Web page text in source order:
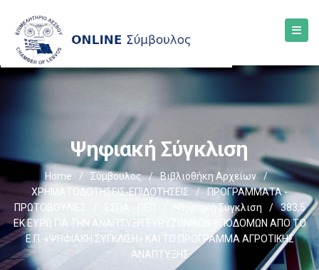
Ψηφιακή Σύγκλιση
Home / Σύμβουλος / Βιβλιοθήκη Αρχείων
/
ΧΡΗΜΑΤΟΔΟΤΗΣΕΙΣ-ΕΠΙΔΟΤΗΣΕΙΣ
/
ΠΡΟΓΡΑΜΜΑΤΑ -
ΠΡΩΤΟΒΟΥΛΙΕΣ
ΕΣΠΑ - ΠΕΠ Ψηφιακή Σύγκλιση /
383,5
ΕΚ ΕΥΡΩ ΓΙΑ ΤΗΝ ΑΝΑΠΤΥΞΗ ΕΥΡΥΖΩΝΙΚΩΝ ΥΠΟΔΟΜΩΝ ΑΠΟ ΤΟ
Ε.Π. «ΨΗΦΙΑΚΗ ΣΥΓΚΛΙΣΗ» ΚΑΙ ΤΟ ΠΡΟΓΡΑΜΜΑ ΑΓΡΟΤΙΚΗΣ
ΑΝΑΠΤΥΞΗΣ